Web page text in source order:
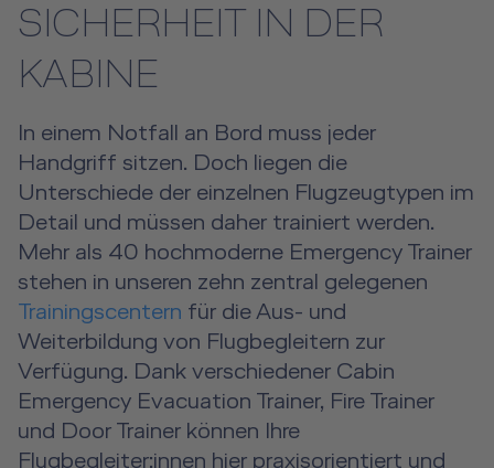
Human Factors Academy
Flugangstseminar
Für Geschäfts- & Privatkunden
Für Geschäfts- & Privatkunden Übersicht
Simulatorflüge
Event Locations
Workshop Locations
A2B Business Training
Aircraft Tool Rental
Doctor on Board
SICHERHEIT IN DER
KABINE
In einem Notfall an Bord muss jeder
Handgriff sitzen. Doch liegen die
Unterschiede der einzelnen Flugzeugtypen im
Detail und müssen daher trainiert werden.
Mehr als 40 hochmoderne Emergency Trainer
stehen in unseren zehn zentral gelegenen
Trainingscentern für die Aus- und
Weiterbildung von Flugbegleitern zur
Verfügung. Dank verschiedener Cabin
Emergency Evacuation Trainer, Fire Trainer
und Door Trainer können Ihre
Flugbegleiter:innen hier praxisorientiert und